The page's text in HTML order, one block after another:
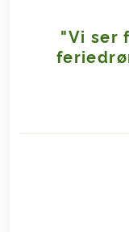
"Vi ser